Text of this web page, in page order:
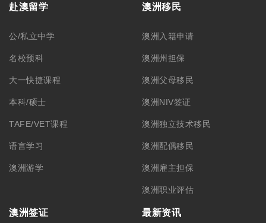
赴澳留学
公/私立中学
名校预科
大一快捷课程
本科/硕士
TAFE/VET课程
语言学习
澳洲游学
澳洲移民
澳洲入籍申请
澳洲州担保
澳洲父母移民
澳洲NIV签证
澳洲独立技术移民
澳洲配偶移民
澳洲雇主担保
澳洲职业评估
澳洲签证 最新资讯